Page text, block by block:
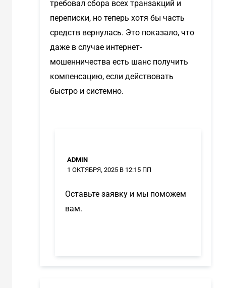
требовал сбора всех транзакций и
переписки, но теперь хотя бы часть
средств вернулась. Это показало, что
даже в случае интернет-
мошенничества есть шанс получить
компенсацию, если действовать
быстро и системно.
ADMIN
1 ОКТЯБРЯ, 2025 В 12:15 ПП
Оставьте заявку и мы поможем
вам.